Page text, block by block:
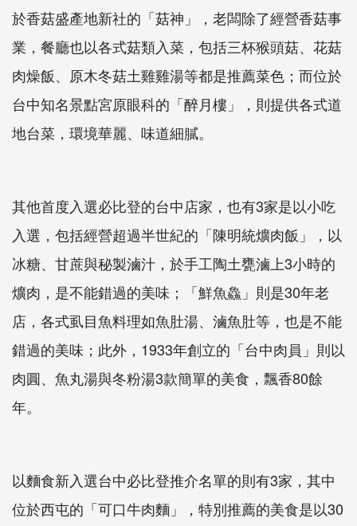
於香菇盛產地新社的「菇神」，老闆除了經營香菇事
業，餐廳也以各式菇類入菜，包括三杯猴頭菇、花菇
肉燥飯、原木冬菇土雞雞湯等都是推薦菜色；而位於
台中知名景點宮原眼科的「醉月樓」，則提供各式道
地台菜，環境華麗、味道細膩。
其他首度入選必比登的台中店家，也有3家是以小吃
入選，包括經營超過半世紀的「陳明統爌肉飯」，以
冰糖、甘蔗與秘製滷汁，於手工陶土甕滷上3小時的
爌肉，是不能錯過的美味；「鮮魚鱻」則是30年老
店，各式虱目魚料理如魚肚湯、滷魚肚等，也是不能
錯過的美味；此外，1933年創立的「台中肉員」則以
肉圓、魚丸湯與冬粉湯3款簡單的美食，飄香80餘
年。
以麵食新入選台中必比登推介名單的則有3家，其中
位於西屯的「可口牛肉麵」，特別推薦的美食是以30